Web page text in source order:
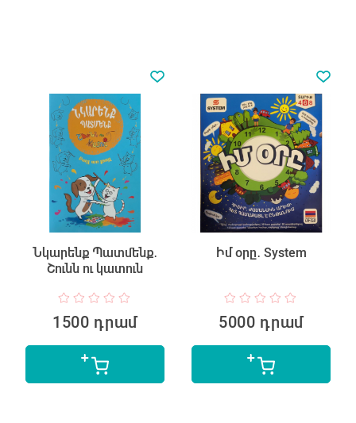
Նկարենք Պատմենք․
Շունն ու կատուն
1500 դրամ
Իմ օրը․ System
5000 դրամ